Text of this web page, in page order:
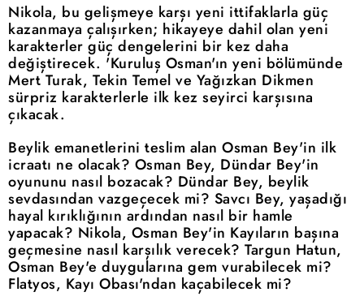
Nikola, bu gelişmeye karşı yeni ittifaklarla güç
kazanmaya çalışırken; hikayeye dahil olan yeni
karakterler güç dengelerini bir kez daha
değiştirecek. 'Kuruluş Osman'ın yeni bölümünde
Mert Turak, Tekin Temel ve Yağızkan Dikmen
sürpriz karakterlerle ilk kez seyirci karşısına
çıkacak.
Beylik emanetlerini teslim alan Osman Bey'in ilk
icraatı ne olacak? Osman Bey, Dündar Bey'in
oyununu nasıl bozacak? Dündar Bey, beylik
sevdasından vazgeçecek mi? Savcı Bey, yaşadığı
hayal kırıklığının ardından nasıl bir hamle
yapacak? Nikola, Osman Bey'in Kayıların başına
geçmesine nasıl karşılık verecek? Targun Hatun,
Osman Bey'e duygularına gem vurabilecek mi?
Flatyos, Kayı Obası'ndan kaçabilecek mi?